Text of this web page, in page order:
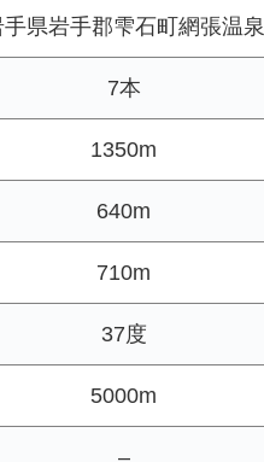
手県岩手郡雫石町網張温泉
7本
1350m
640m
710m
37度
5000m